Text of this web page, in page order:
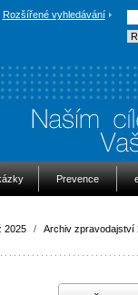
Rozšířené vyhledávání
Prevence
2025 / Archiv zpravodajství
MVČR